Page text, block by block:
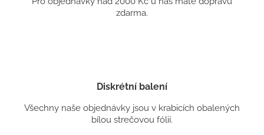
zdarma.
Diskrétní balení
Všechny naše objednávky jsou v krabicích obalených
bílou strečovou fólií.